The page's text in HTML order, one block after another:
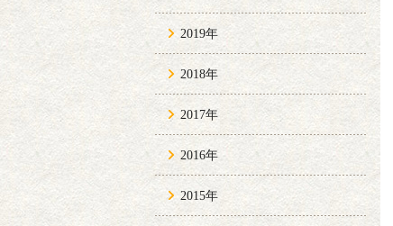
2019年
2018年
2017年
2016年
2015年